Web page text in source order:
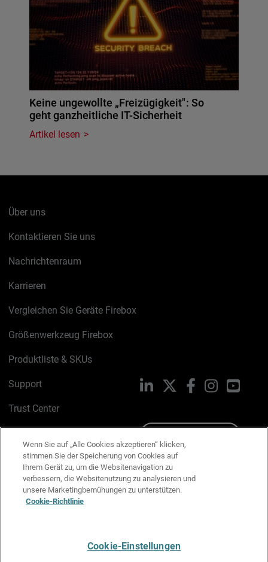
Keine ungewollte „Freizügigkeit": So
geht ganzheitliche IT-Sicherheit
Artikel lesen
Über uns
Kontaktieren Sie uns
Nachrichtenraum
Karrieren
Vergleichen Sie Geräte Firebox
Größenwerkzeug Firebox
Produktliste & SKUs
Support
Trust Center
Cookie-Richtlinie
Datenschutzrichtlinie
Media & Brand Kit
LinkedIn FacebookInstagram
Wenn Sie auf „Alle Cookies akzeptieren“ klicken,
stimmen Sie der Speicherung von Cookies auf
Ihrem Gerät zu, um die Websitenavigation zu
verbessern, die Websitenutzung zu analysieren und
unsere Marketingbemühungen zu unterstützen.
Cookie-Richtlinie
Cookie-Einstellungen